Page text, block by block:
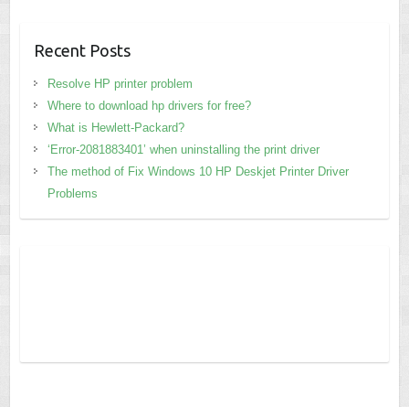
Recent Posts
Resolve HP printer problem
Where to download hp drivers for free?
What is Hewlett-Packard?
‘Error-2081883401’ when uninstalling the print driver
The method of Fix Windows 10 HP Deskjet Printer Driver
Problems